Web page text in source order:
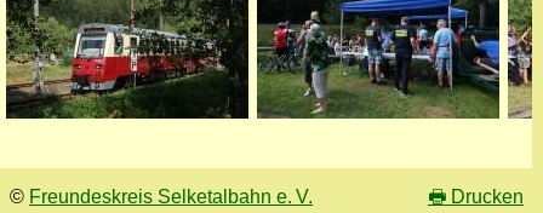
© Freundeskreis Selketalbahn e. V. 🖶 Drucken